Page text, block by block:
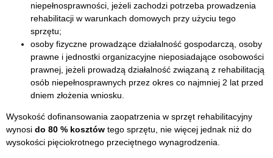
niepełnosprawności, jeżeli zachodzi potrzeba prowadzenia
rehabilitacji w warunkach domowych przy użyciu tego
sprzętu;
osoby fizyczne prowadzące działalność gospodarczą, osoby
prawne i jednostki organizacyjne nieposiadające osobowości
prawnej, jeżeli prowadzą działalność związaną z rehabilitacją
osób niepełnosprawnych przez okres co najmniej 2 lat przed
dniem złożenia wniosku.
Wysokość dofinansowania zaopatrzenia w sprzęt rehabilitacyjny
wynosi do 80 % kosztów tego sprzętu, nie więcej jednak niż do
wysokości pięciokrotnego przeciętnego wynagrodzenia.